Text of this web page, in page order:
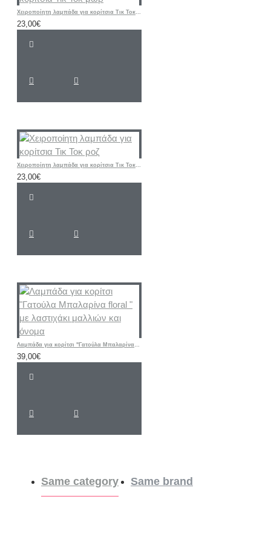
Χειροποίητη λαμπάδα για κορίτσια Τικ Τοκ μωβ
23,00€
Χειροποίητη λαμπάδα για κορίτσια Τικ Τοκ ροζ
23,00€
Λαμπάδα για κορίτσι "Γατούλα Μπαλαρίνα floral " με λαστιχάκι μαλλιών και όνομα
39,00€
Same category Same brand